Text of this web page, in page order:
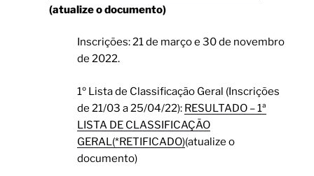
(atualize o documento)
Inscrições: 21 de março e 30 de novembro
de 2022.
1º Lista de Classificação Geral (Inscrições
de 21/03 a 25/04/22): RESULTADO – 1ª
LISTA DE CLASSIFICAÇÃO
GERAL(*RETIFICADO)(atualize o
documento)